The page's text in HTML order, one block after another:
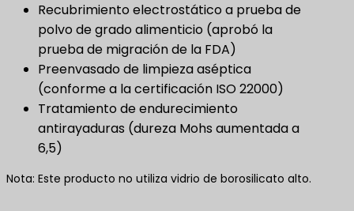
Recubrimiento electrostático a prueba de
polvo de grado alimenticio (aprobó la
prueba de migración de la FDA)
Preenvasado de limpieza aséptica
(conforme a la certificación ISO 22000)
Tratamiento de endurecimiento
antirayaduras (dureza Mohs aumentada a
6,5)
Nota: Este producto no utiliza vidrio de borosilicato alto.